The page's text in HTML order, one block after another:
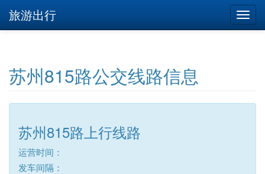
旅游出行
苏州815路公交线路信息
苏州815路上行线路
运营时间：
发车间隔：